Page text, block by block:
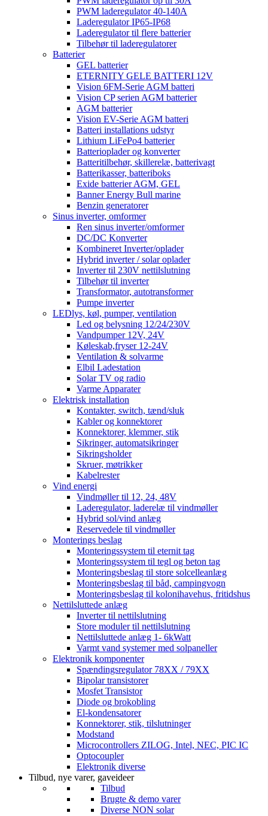
PWM laderegulator 40-140A
Laderegulator IP65-IP68
Laderegulator til flere batterier
Tilbehør til laderegulatorer
Batterier
GEL batterier
ETERNITY GELE BATTERI 12V
Vision 6FM-Serie AGM batteri
Vision CP serien AGM batterier
AGM batterier
Vision EV-Serie AGM batteri
Batteri installations udstyr
Lithium LiFePo4 batterier
Batterioplader og konverter
Batteritilbehør, skillerelæ, batterivagt
Batterikasser, batteriboks
Exide batterier AGM, GEL
Banner Energy Bull marine
Benzin generatorer
Sinus inverter, omformer
Ren sinus inverter/omformer
DC/DC Konverter
Kombineret Inverter/oplader
Hybrid inverter / solar oplader
Inverter til 230V nettilslutning
Tilbehør til inverter
Transformator, autotransformer
Pumpe inverter
LEDlys, køl, pumper, ventilation
Led og belysning 12/24/230V
Vandpumper 12V, 24V
Køleskab,fryser 12-24V
Ventilation & solvarme
Elbil Ladestation
Solar TV og radio
Varme Apparater
Elektrisk installation
Kontakter, switch, tænd/sluk
Kabler og konnektorer
Konnektorer, klemmer, stik
Sikringer, automatsikringer
Sikringsholder
Skruer, møtrikker
Kabelrester
Vind energi
Vindmøller til 12, 24, 48V
Laderegulator, laderelæ til vindmøller
Hybrid sol/vind anlæg
Reservedele til vindmøller
Monterings beslag
Monteringssystem til eternit tag
Monteringssystem til tegl og beton tag
Monteringsbeslag til store solcelleanlæg
Monteringsbeslag til båd, campingvogn
Monteringsbeslag til kolonihavehus, fritidshus
Nettilsluttede anlæg
Inverter til nettilslutning
Store moduler til nettilslutning
Nettilsluttede anlæg 1- 6kWatt
Varmt vand systemer med solpaneller
Elektronik komponenter
Spændingsregulator 78XX / 79XX
Bipolar transistorer
Mosfet Transistor
Diode og brokobling
El-kondensatorer
Konnektorer, stik, tilslutninger
Modstand
Microcontrollers ZILOG, Intel, NEC, PIC IC
Optocoupler
Elektronik diverse
Tilbud, nye varer, gaveideer
Tilbud
Brugte & demo varer
Diverse NON solar